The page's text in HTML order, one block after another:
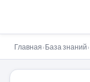
Главная›База знаний›